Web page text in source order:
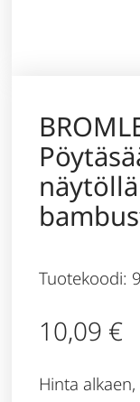
Tuotekoodi:
10,09 €
Hinta alkaen,